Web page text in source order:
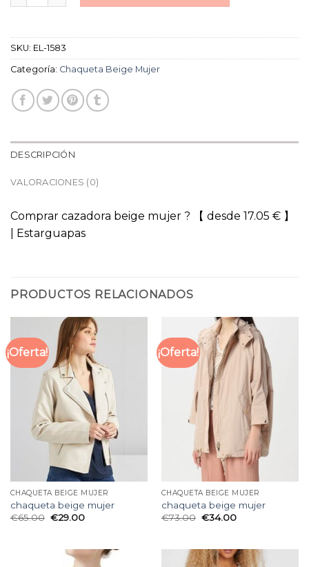
SKU: EL-1583
Categoría: Chaqueta Beige Mujer
DESCRIPCIÓN
VALORACIONES (0)
Comprar cazadora beige mujer ? 【 desde 17.05 € 】
| Estarguapas
PRODUCTOS RELACIONADOS
¡Oferta!
CHAQUETA BEIGE MUJER
chaqueta beige mujer
€65.00 €29.00
¡Oferta!
CHAQUETA BEIGE MUJER
chaqueta beige mujer
€73.00 €34.00